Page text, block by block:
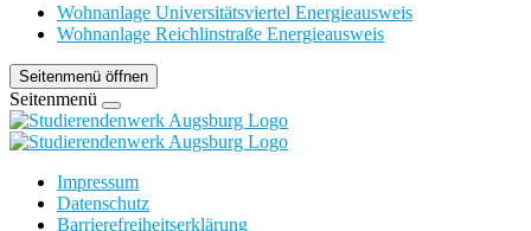
Wohnanlage Universitätsviertel Energieausweis
Wohnanlage Reichlinstraße Energieausweis
Seitenmenü öffnen
Seitenmenü
Impressum
Datenschutz
Barrierefreiheitserklärung